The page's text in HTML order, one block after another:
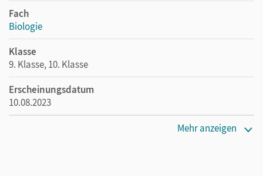
Fach
Biologie
Klasse
9. Klasse, 10. Klasse
Erscheinungsdatum
10.08.2023
Mehr anzeigen